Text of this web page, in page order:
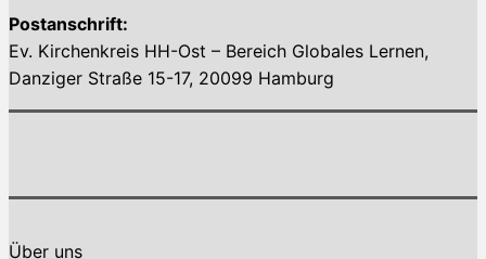
Postanschrift:
Ev. Kirchenkreis HH-Ost – Bereich Globales Lernen,
Danziger Straße 15-17, 20099 Hamburg
Über uns